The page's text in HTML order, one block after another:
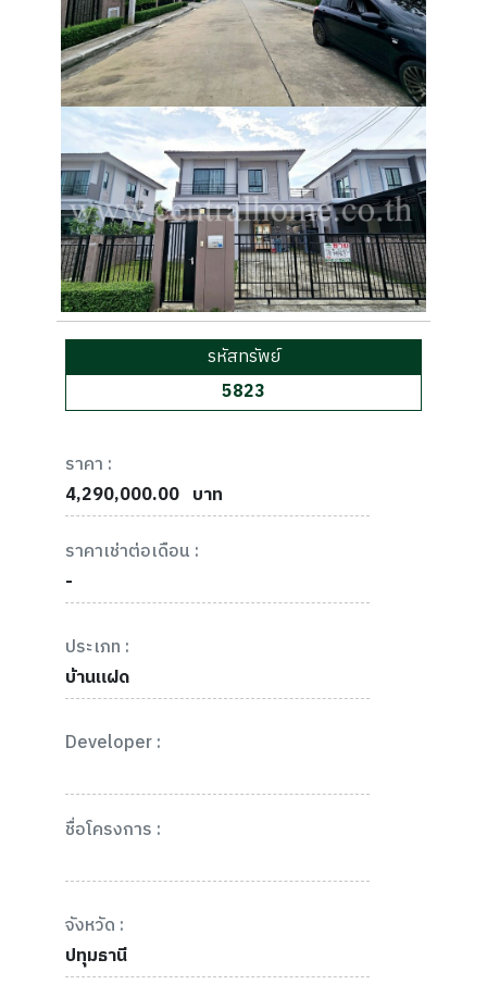
รหัสทรัพย์
5823
ราคา :
4,290,000.00 บาท
ราคาเช่าต่อเดือน :
-
ประเภท :
บ้านแฝด
Developer :
ชื่อโครงการ :
จังหวัด :
ปทุมธานี